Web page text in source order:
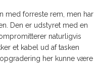
med forreste rem, men har
Den er udstyret med en
naturligvis
et kabel ud af tasken
her kunne være